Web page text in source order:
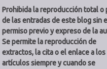
Prohibida la reproducción total o
de las entradas de este blog sin
permiso previo y expreso de la
Se permite la reproducción de
extractos, la cita o el enlace a los
artículos siempre y cuando se